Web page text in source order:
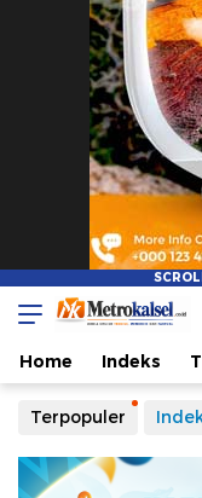
Metro Kalsel
Media Online
Home Indeks
Terpopuler